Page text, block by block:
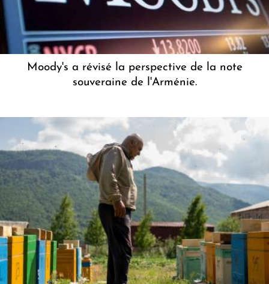
Moody's a révisé la perspective de la note
souveraine de l'Arménie.